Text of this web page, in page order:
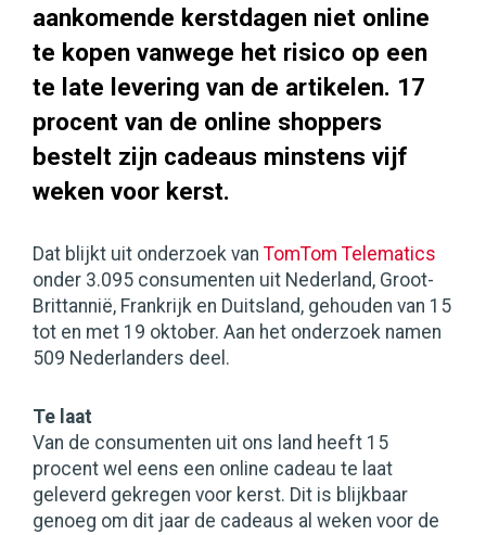
aankomende kerstdagen niet online
te kopen vanwege het risico op een
te late levering van de artikelen. 17
procent van de online shoppers
bestelt zijn cadeaus minstens vijf
weken voor kerst.
Dat blijkt uit onderzoek van TomTom Telematics
onder 3.095 consumenten uit Nederland, Groot-
Brittannië, Frankrijk en Duitsland, gehouden van 15
tot en met 19 oktober. Aan het onderzoek namen
509 Nederlanders deel.
Te laat
Van de consumenten uit ons land heeft 15
procent wel eens een online cadeau te laat
geleverd gekregen voor kerst. Dit is blijkbaar
genoeg om dit jaar de cadeaus al weken voor de